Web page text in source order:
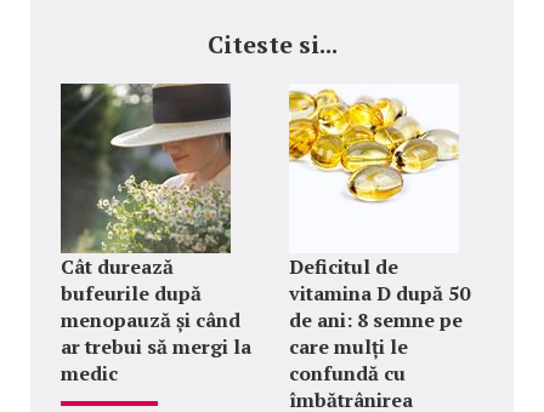
Citeste si...
Cât durează
bufeurile după
menopauză și când
ar trebui să mergi la
medic
Deficitul de
vitamina D după 50
de ani: 8 semne pe
care mulți le
confundă cu
îmbătrânirea